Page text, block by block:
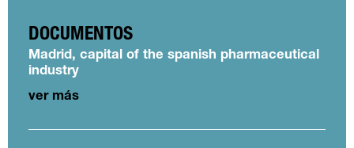
DOCUMENTOS
Madrid, capital of the spanish pharmaceutical
industry
ver más